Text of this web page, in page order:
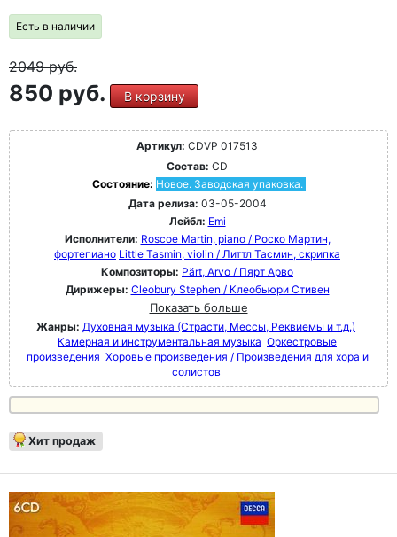
Есть в наличии
2049руб.
850 руб. В корзину
Артикул: CDVP 017513
Состав: CD
Состояние: Новое. Заводская упаковка.
Дата релиза: 03-05-2004
Лейбл: Emi
Исполнители: Roscoe Martin, piano / Роско Мартин,
фортепиано Little Tasmin, violin / Литтл Тасмин, скрипка
Композиторы: Pärt, Arvo / Пярт Арво
Дирижеры: Cleobury Stephen / Клеобьюри Стивен
Показать больше
Жанры: Духовная музыка (Страсти, Мессы, Реквиемы и т.д.)
Камерная и инструментальная музыка Оркестровые
произведения Хоровые произведения / Произведения для хора и
солистов
Хит продаж